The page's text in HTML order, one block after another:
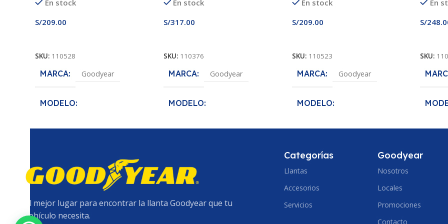
En stock
S/209.00
SKU: 110528
MARCA Goodyear
MODELO
ANCHO DE SECCION
165
PERFIL 60
En stock
S/317.00
SKU: 110376
MARCA Goodyear
MODELO
ANCHO DE SECCION
165
En stock
S/209.00
SKU: 110523
MARCA Goodyear
MODELO
En
S/
SKU:
El mejor lugar para encontrar la llanta Goodyear que tu
vehículo necesita.
Categorías
Llantas
Accesorios
Servicios
Goodyear
Nosotros
Locales
Promociones
Contacto